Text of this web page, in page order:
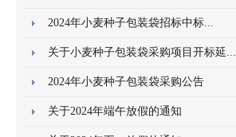
2024年小麦种子包装袋招标中标...
关于小麦种子包装袋采购项目开标延...
2024年小麦种子包装袋采购公告
关于2024年端午放假的通知